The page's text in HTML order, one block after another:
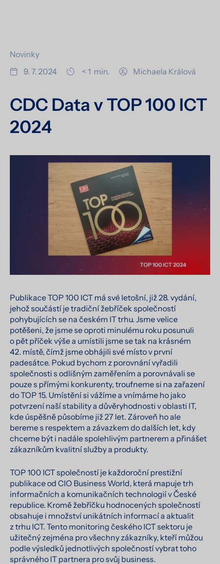
Novinky
9. 7. 2024
< 1 min. Michaela Králová
CDC Data v TOP 100 ICT
2024
Publikace TOP 100 ICT má své letošní, již 28. vydání,
jehož součástí je tradiční žebříček společností
pohybujících se na českém IT trhu. Jsme velice
potěšeni, že jsme se oproti minulému roku posunuli
o pět příček výše a umístili jsme se tak na krásném
42. místě, čímž jsme obhájili své místo v první
padesátce. Pokud bychom z porovnání vyřadili
společnosti s odlišným zaměřením a porovnávali se
pouze s přímými konkurenty, troufneme si na zařazení
do TOP 15. Umístění si vážíme a vnímáme ho jako
potvrzení naší stability a důvěryhodnosti v oblasti IT,
kde úspěšně působíme již 27 let. Zároveň ho ale
bereme s respektem a závazkem do dalších let, kdy
chceme být i nadále spolehlivým partnerem a přinášet
zákazníkům kvalitní služby a produkty.
TOP 100 ICT společností je každoroční prestižní
publikace od CIO Business World, která mapuje trh
informačních a komunikačních technologií v České
republice. Kromě žebříčku hodnocených společností
obsahuje i množství unikátních informací a aktualit
z trhu ICT. Tento monitoring českého ICT sektoru je
užitečný zejména pro všechny zákazníky, kteří můžou
podle výsledků jednotlivých společností vybrat toho
správného IT partnera pro svůj business.